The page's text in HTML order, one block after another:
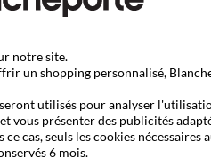
notre site.
un shopping personnalisé,
utilisés pour analyser
vous présenter des publicités
ce cas, seuls les cookies
6 mois.